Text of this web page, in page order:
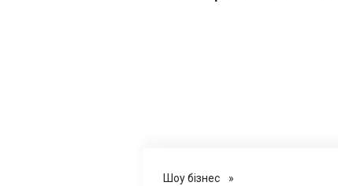
Шоу бізнес »